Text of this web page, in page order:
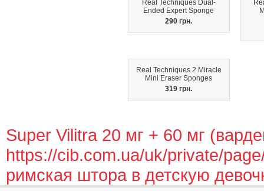
Real Techniques Dual-
Ended Expert Sponge
290 грн.
Real Techniques 2 Miracle
Mini Eraser Sponges
319 грн.
Super Vilitra 20 мг + 60 мг
https://cib.com.ua/uk/private/
римская штора в детскую